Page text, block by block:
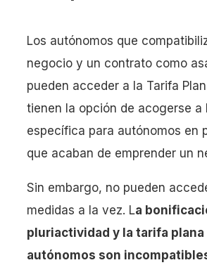
Los autónomos que
negocio y un contrato como
pueden acceder a la Tarifa
tienen la opción de acogerse a
específica para autónomos en
que acaban de emprender un
Sin embargo, no pueden
medidas a la vez. La
pluriactividad y la tarifa plana
autónomos son